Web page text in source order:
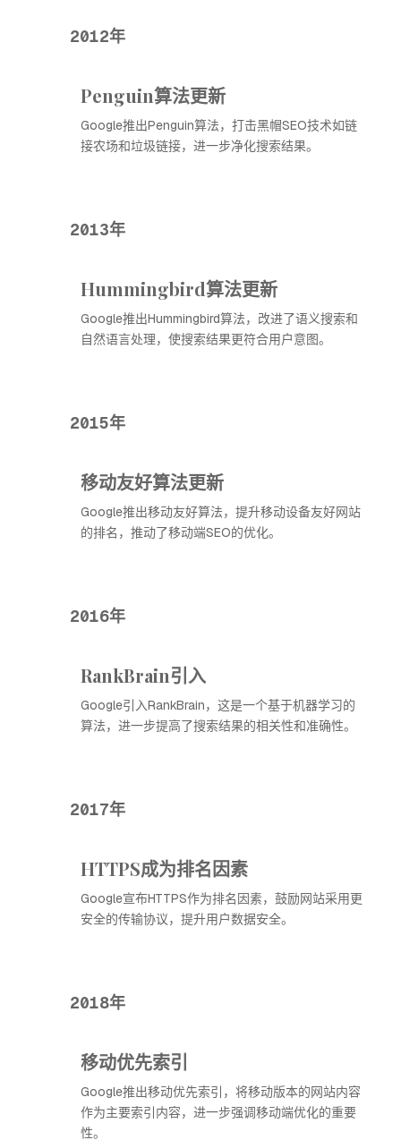
2012年
Penguin算法更新
Google推出Penguin算法，打击黑帽SEO技术如链
接农场和垃圾链接，进一步净化搜索结果。
2013年
Hummingbird算法更新
Google推出Hummingbird算法，改进了语义搜索和
自然语言处理，使搜索结果更符合用户意图。
2015年
移动友好算法更新
Google推出移动友好算法，提升移动设备友好网站
的排名，推动了移动端SEO的优化。
2016年
RankBrain引入
Google引入RankBrain，这是一个基于机器学习的
算法，进一步提高了搜索结果的相关性和准确性。
2017年
HTTPS成为排名因素
Google宣布HTTPS作为排名因素，鼓励网站采用更
安全的传输协议，提升用户数据安全。
2018年
移动优先索引
Google推出移动优先索引，将移动版本的网站内容
作为主要索引内容，进一步强调移动端优化的重要
性。